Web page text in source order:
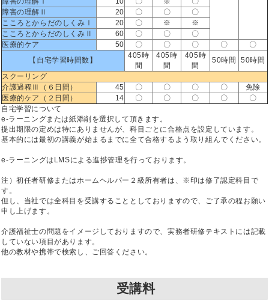
障害の理解Ⅱ
20 〇 〇
〇
こころとからだのしくみⅠ
20 〇 ※
※
こころとからだのしくみⅡ
60 〇 〇
〇
医療的ケア
50 〇 〇 〇 〇
〇
【自宅学習時間数】
405時
間
405時
間
405時
間
50時間
50時間
スクーリング
介護過程Ⅲ（６日間）
45 〇 〇 〇 〇
免除
医療的ケア（２日間）
14 〇 〇 〇 〇
〇
自宅学習について
e-ラーニングまたは紙添削を選択して頂きます。
提出期限の定めは特にありませんが、科目ごとに合格点を設定しています。
基本的には最初の講義が始まるまでに全て合格するよう取り組んでください。
e-ラーニングはLMSによる進捗管理を行っております。
注）初任者研修またはホームヘルパー２級所有者は、※印は修了認定科目で
す。
但し、当社では全科目を受講することとしておりますので、ご了承の程お願い
申し上げます。
介護福祉士の問題をイメージしておりますので、実務者研修テキストには記載
していない項目があります。
他の教材や携帯で検索し、ご回答ください。
受講料